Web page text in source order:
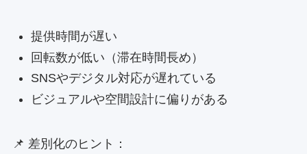
提供時間が遅い
回転数が低い（滞在時間長め）
SNSやデジタル対応が遅れている
ビジュアルや空間設計に偏りがある
📌 差別化のヒント：